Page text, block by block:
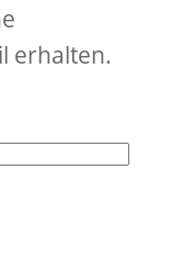
erhalten.